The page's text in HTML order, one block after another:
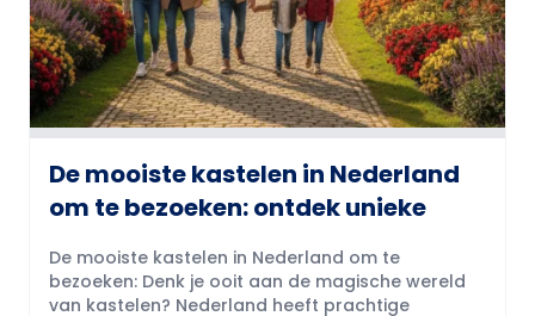
De mooiste kastelen in Nederland
om te bezoeken: ontdek unieke
De mooiste kastelen in Nederland om te
bezoeken: Denk je ooit aan de magische wereld
van kastelen? Nederland heeft prachtige